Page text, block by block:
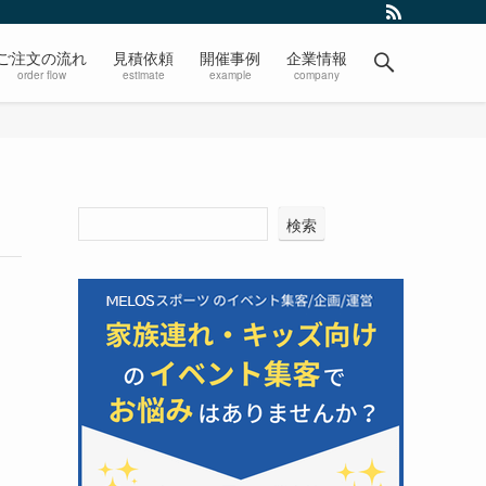
注文の流れ
order flow
見積依頼
estimate
開催事例
example
企業情報
company
検索